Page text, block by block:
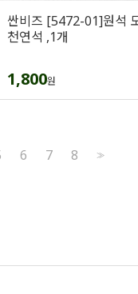
싼비즈 [5472-01]원석
천연석 ,1개
1,800원
6 7 8 >>